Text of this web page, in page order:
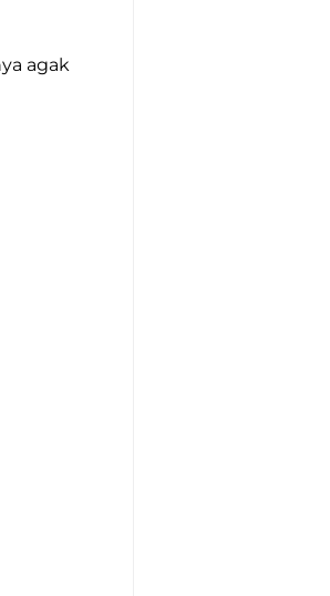
agak